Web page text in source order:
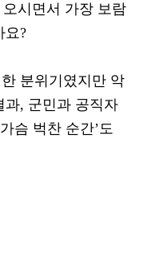
시면서 가장 보람
요?
분위기였지만 악
과, 군민과 공직자
슴 벅찬 순간’도